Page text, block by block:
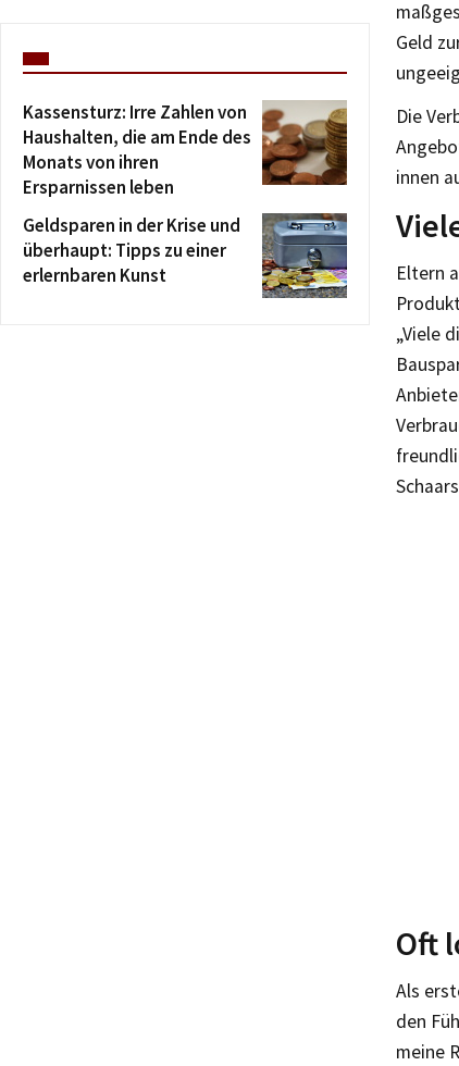
Geld
Die
innen
Eltern
„Viele
Oft
Als
den
meine
Kassensturz: Irre Zahlen von
Haushalten, die am Ende des
Monats von ihren
Ersparnissen leben
Geldsparen in der Krise und
überhaupt: Tipps zu einer
erlernbaren Kunst